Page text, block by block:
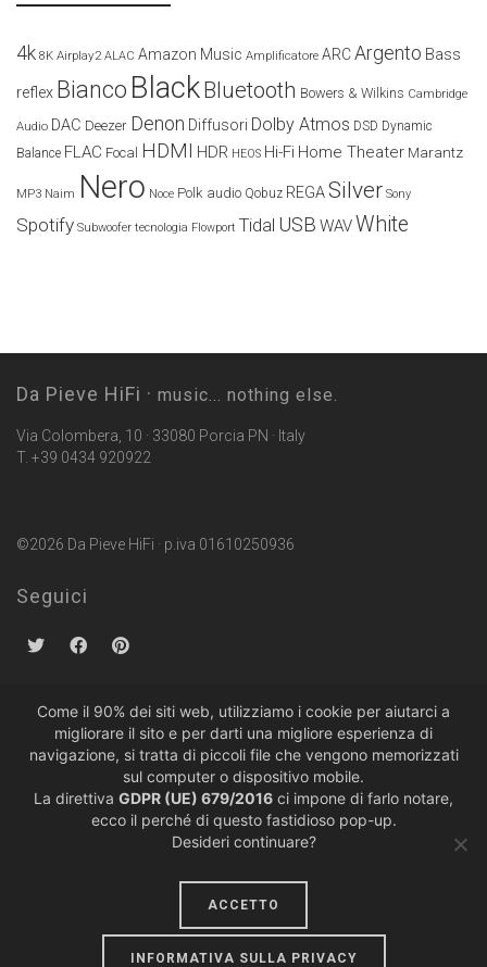
4k 8K Airplay2 ALAC Amazon Music Amplificatore ARCArgento Bass
reflex Bianco BlackBluetooth Bowers & Wilkins Cambridge
Audio DAC Deezer Denon Diffusori Dolby Atmos DSD Dynamic
Balance FLAC Focal HDMI HDR HEOS Hi-Fi Home Theater Marantz
MP3 Naim Nero Noce Polk audio Qobuz REGASilver Sony
Spotify Subwoofer tecnologia Flowport Tidal USB WAVWhite
Da Pieve HiFi · music... nothing else.
Via Colombera, 10 · 33080 Porcia PN · Italy
T. +39 0434 920922
©2026 Da Pieve HiFi · p.iva 01610250936
Seguici
Politiche sulla Privacy·Condizioni di Vendita
design by
Come il 90% dei siti web, utilizziamo i cookie per aiutarci a
migliorare il sito e per darti una migliore esperienza di
navigazione, si tratta di piccoli file che vengono memorizzati
sul computer o dispositivo mobile.
La direttiva GDPR (UE) 679/2016 ci impone di farlo notare,
ecco il perché di questo fastidioso pop-up.
Desideri continuare?
ACCETTO
INFORMATIVA SULLA PRIVACY